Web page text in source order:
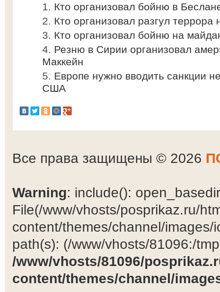
Кто организовал бойню в
Кто организовал разгул
Кто организовал бойню на
Резню в Сирии организовал
Маккейн
Европе нужно вводить санкции
США
Все права защищены © 2026
Warning: include():
File(/www/vhosts/posprikaz.ru/
content/themes/channel/
path(s): (/www/vhosts/81096:/
/www/vhosts/81096/
content/themes/channel/